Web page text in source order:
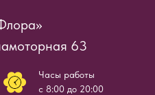
63
Часы работы
c 8:00 до 20:00